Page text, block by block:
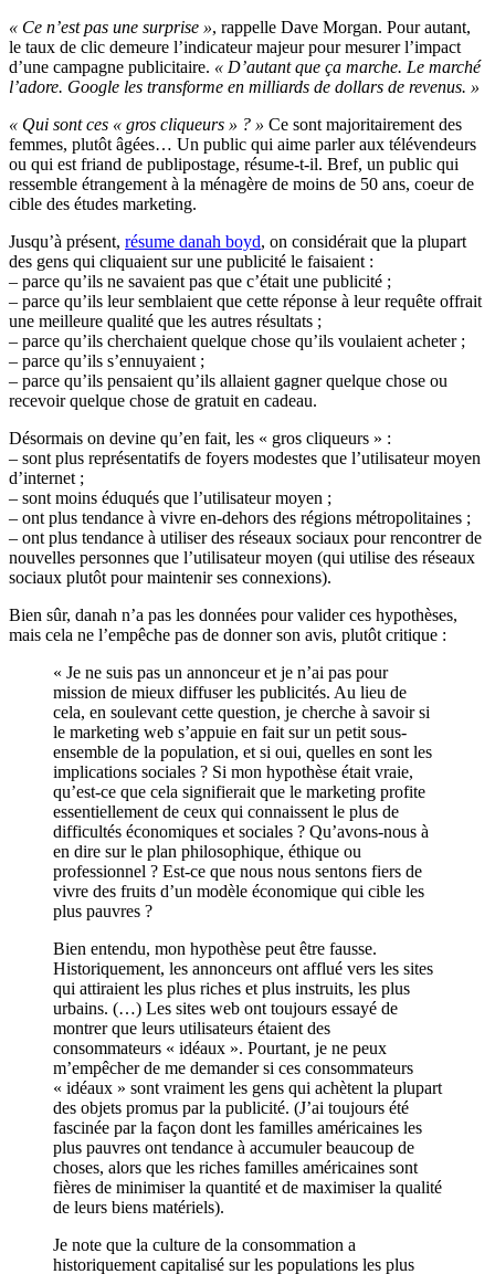
« Ce n’est pas une surprise », rappelle Dave Morgan. Pour autant,
le taux de clic demeure l’indicateur majeur pour mesurer l’impact
d’une campagne publicitaire. « D’autant que ça marche. Le marché
l’adore. Google les transforme en milliards de dollars de revenus. »
« Qui sont ces « gros cliqueurs » ? » Ce sont majoritairement des
femmes, plutôt âgées… Un public qui aime parler aux télévendeurs
ou qui est friand de publipostage, résume-t-il. Bref, un public qui
ressemble étrangement à la ménagère de moins de 50 ans, coeur de
cible des études marketing.
Jusqu’à présent, résume danah boyd, on considérait que la plupart
des gens qui cliquaient sur une publicité le faisaient :
– parce qu’ils ne savaient pas que c’était une publicité ;
– parce qu’ils leur semblaient que cette réponse à leur requête offrait
une meilleure qualité que les autres résultats ;
– parce qu’ils cherchaient quelque chose qu’ils voulaient acheter ;
– parce qu’ils s’ennuyaient ;
– parce qu’ils pensaient qu’ils allaient gagner quelque chose ou
recevoir quelque chose de gratuit en cadeau.
Désormais on devine qu’en fait, les « gros cliqueurs » :
– sont plus représentatifs de foyers modestes que l’utilisateur moyen
d’internet ;
– sont moins éduqués que l’utilisateur moyen ;
– ont plus tendance à vivre en-dehors des régions métropolitaines ;
– ont plus tendance à utiliser des réseaux sociaux pour rencontrer de
nouvelles personnes que l’utilisateur moyen (qui utilise des réseaux
sociaux plutôt pour maintenir ses connexions).
Bien sûr, danah n’a pas les données pour valider ces hypothèses,
mais cela ne l’empêche pas de donner son avis, plutôt critique :
« Je ne suis pas un annonceur et je n’ai pas pour
mission de mieux diffuser les publicités. Au lieu de
cela, en soulevant cette question, je cherche à savoir si
le marketing web s’appuie en fait sur un petit sous-
ensemble de la population, et si oui, quelles en sont les
implications sociales ? Si mon hypothèse était vraie,
qu’est-ce que cela signifierait que le marketing profite
essentiellement de ceux qui connaissent le plus de
difficultés économiques et sociales ? Qu’avons-nous à
en dire sur le plan philosophique, éthique ou
professionnel ? Est-ce que nous nous sentons fiers de
vivre des fruits d’un modèle économique qui cible les
plus pauvres ?
Bien entendu, mon hypothèse peut être fausse.
Historiquement, les annonceurs ont afflué vers les sites
qui attiraient les plus riches et plus instruits, les plus
urbains. (…) Les sites web ont toujours essayé de
montrer que leurs utilisateurs étaient des
consommateurs « idéaux ». Pourtant, je ne peux
m’empêcher de me demander si ces consommateurs
« idéaux » sont vraiment les gens qui achètent la plupart
des objets promus par la publicité. (J’ai toujours été
fascinée par la façon dont les familles américaines les
plus pauvres ont tendance à accumuler beaucoup de
choses, alors que les riches familles américaines sont
fières de minimiser la quantité et de maximiser la qualité
de leurs biens matériels).
Je note que la culture de la consommation a
historiquement capitalisé sur les populations les plus